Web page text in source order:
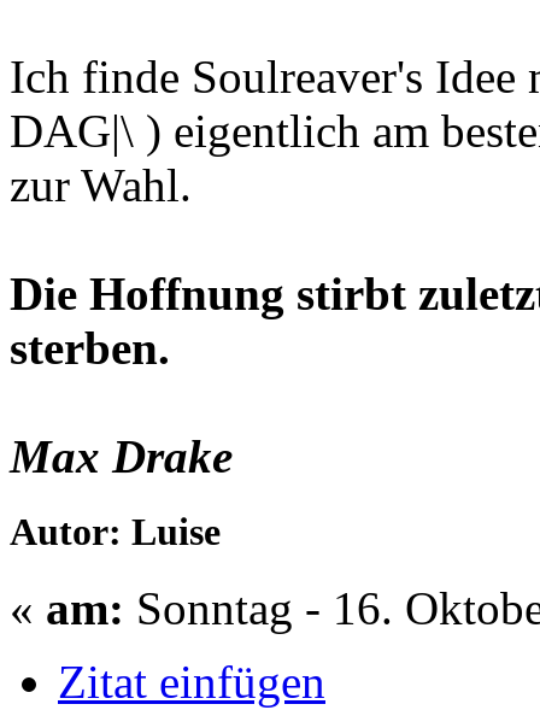
Ich finde Soulreaver's
DAG|\ ) eigentlich am
zur Wahl.
Die Hoffnung stirbt
sterben.
Max Drake
Autor: Luise
« am: Sonntag - 16.
Zitat einfügen